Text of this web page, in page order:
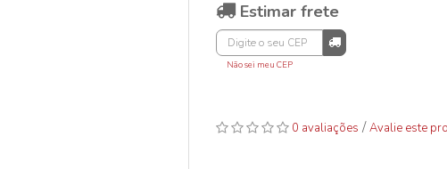
Estimar frete
Não sei meu CEP
0 avaliações /Avalie este